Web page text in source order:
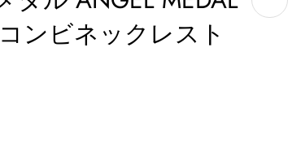
ンビネックレスト